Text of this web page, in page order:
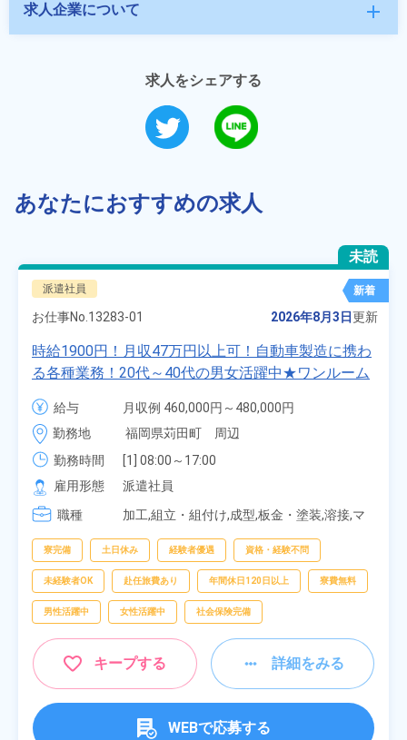
求人企業について add
求人をシェアする
あなたにおすすめの求人
未読
派遣社員 新着
お仕事No. 13283-01 2026年8月3日更新
時給1900円！月収47万円以上可！自動車製造に携わ
る各種業務！20代～40代の男女活躍中★ワンルーム
寮無料！マイカー通勤OK！無料駐車場あり！赴任旅
費会社負担！社員食堂あり！日払いあり！土日休
み！特別賞与90万円支給！《福岡県京都郡苅田町》
給与
月収例 460,000円～480,000円
時給 1,900円～1,900円
勤務地
福岡県苅田町　周辺
勤務時間
[1] 08:00～17:00
[2] 20:00～05:00
[3] 06:30～15:00
[4] 14:30～23:00
雇用形態
派遣社員
職種
加工,組立・組付け,成型,板金・塗装,溶接,マ
査,物流・配送
寮完備 土日休み 経験者優遇 資格・経験不問
未経験者OK 赴任旅費あり 年間休日120日以上 寮費無料
男性活躍中 女性活躍中 社会保険完備
キープする 詳細をみる
WEBで応募する